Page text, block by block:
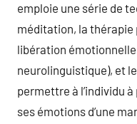
emploie une série de
méditation, la thérapie
libération
neurolinguistique), et
permettre à l’individu
ses émotions d’une